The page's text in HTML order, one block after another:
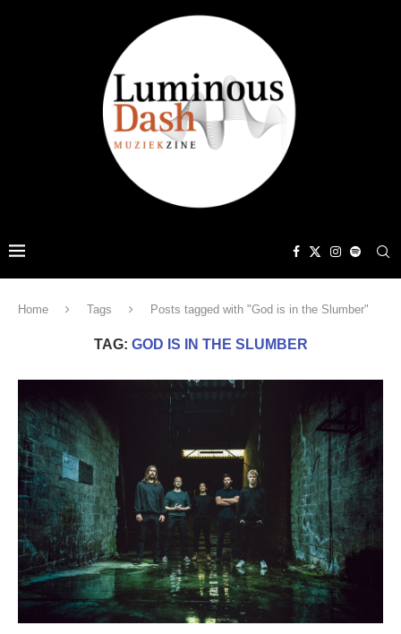
Home Tags Posts tagged with "God is in the Slumber"
TAG: GOD IS IN THE SLUMBER